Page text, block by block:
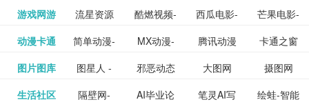
资源
免费高清
在线电影
个网盘资
源分享小
视-紫可可,
免费提供
泡剧网_最
新电视剧
免费在线
更多>>
游戏网游 流星资源
网-流星蝴
蝶剑官网
酷燃视频-
致力于打
造中国领
西瓜电影-
西瓜视频
网站电影
芒果电影-
芒果TV网
站电影频
豆瓣电影-
豆瓣电影
更多>>
动漫卡通 简单动漫-
日本动画
MX动漫-
最新最全
腾讯动漫
频道
卡通之窗
三毛漫画
网
更多>>
图片图库 图星人 -
设计图片
邪恶动态
图片大全
大图网
摄图网
图行天下
更多>>
生活社区 隔壁网- AI毕业论 笔灵AI写 绘蛙-智能